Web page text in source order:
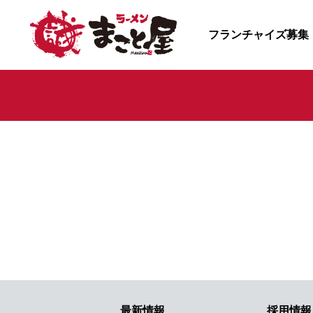
フランチャイズ募集
最新情報 採用情報